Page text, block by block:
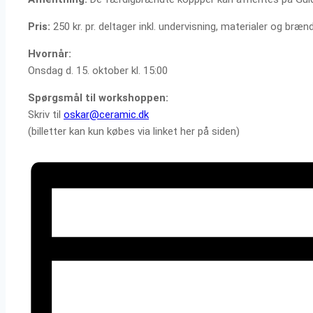
Pris: 250 kr. pr. deltager inkl. undervisning, materialer og
Hvornår:
Onsdag d. 15. oktober kl. 15:00
Spørgsmål til workshoppen:
Skriv til oskar@ceramic.dk
(billetter kan kun købes via linket her på siden)